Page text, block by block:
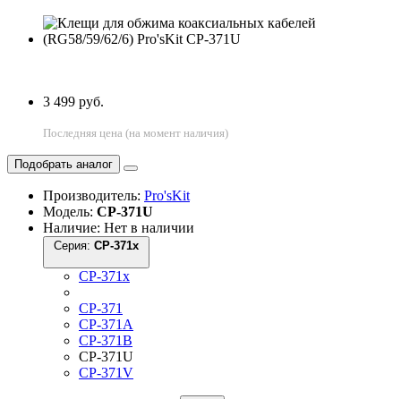
3 499 руб.
Последняя цена (на момент наличия)
Подобрать аналог
Производитель: Pro'sKit
Модель: CP-371U
Наличие: Нет в наличии
Серия:
CP-371x
CP-371
CP-371A
CP-371B
CP-371U
CP-371V